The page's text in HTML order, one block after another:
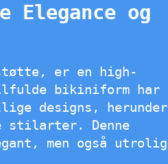
Elegance og
er en high-
bikiniform har
designs, herunder
stilarter. Denne
men også utrolig